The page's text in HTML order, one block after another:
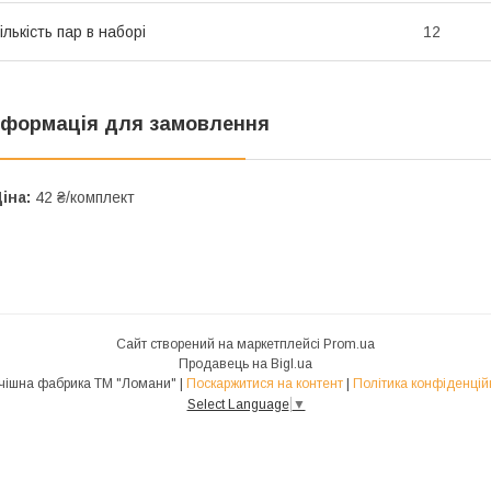
пар в наборі 12
для замовлення
42 ₴/комплект
Сайт створений на маркетплейсі Prom.ua
Продавець на Bigl.ua
Поскаржитися на контент
Політика
Select Language ▼